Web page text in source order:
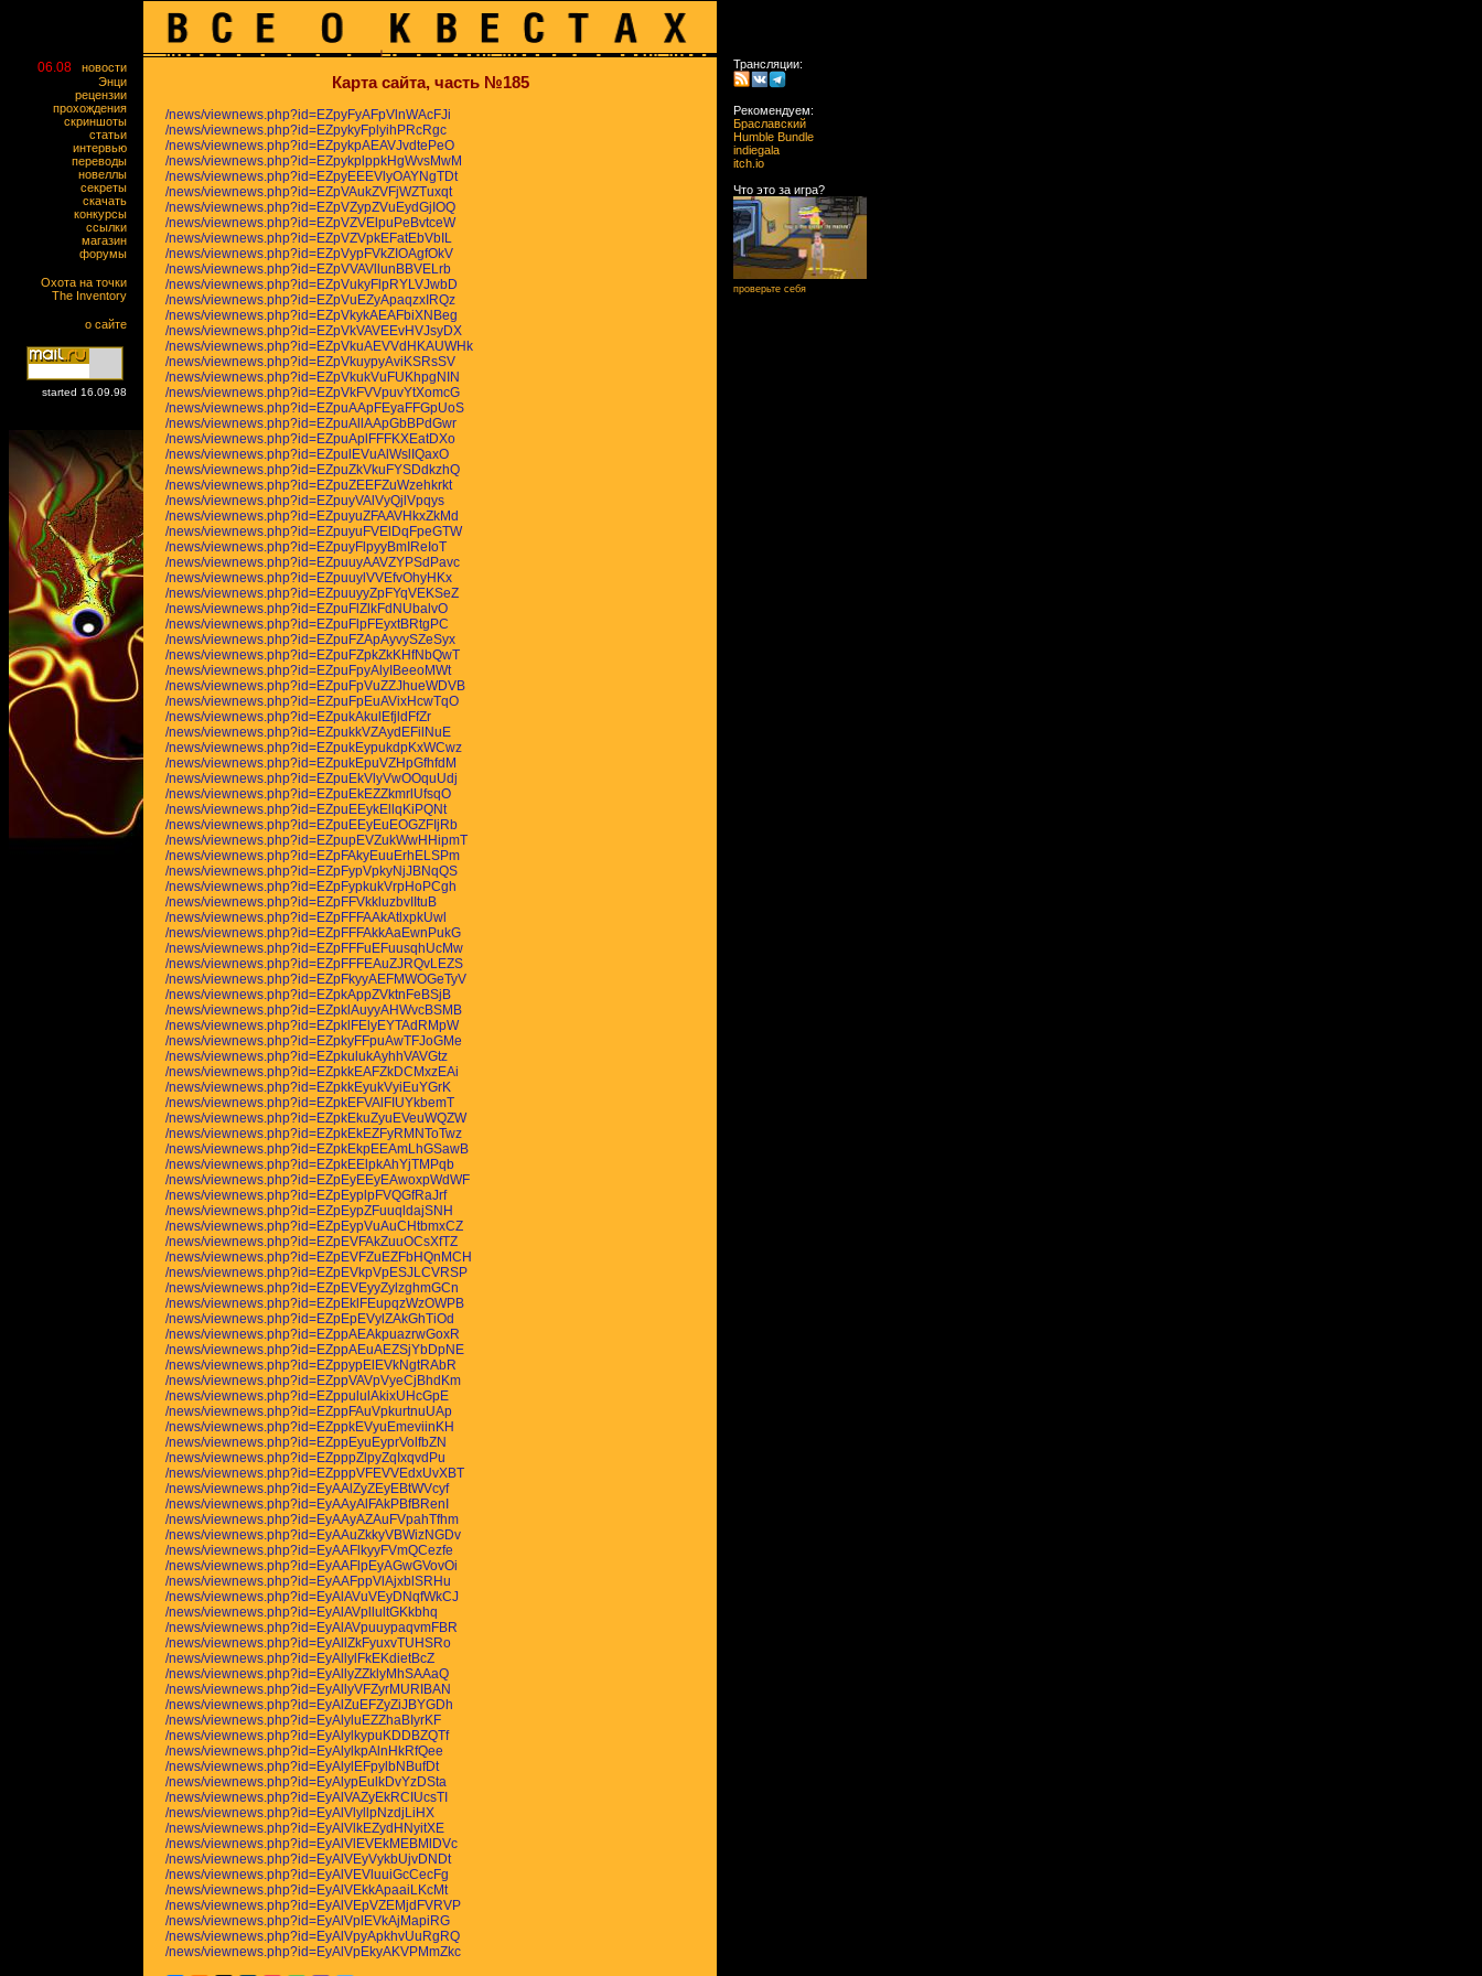
06.08
новости
Энци
рецензии
прохождения
скриншоты
статьи
интервью
переводы
новеллы
секреты
скачать
конкурсы
ссылки
магазин
форумы
Охота на точки
The Inventory
о сайте
started 16.09.98
Карта сайта, часть №185
/news/viewnews.php?id=EZpyFyAFpVlnWAcFJi
/news/viewnews.php?id=EZpykyFplyihPRcRgc
/news/viewnews.php?id=EZpykpAEAVJvdtePeO
/news/viewnews.php?id=EZpykplppkHgWvsMwM
/news/viewnews.php?id=EZpyEEEVlyOAYNgTDt
/news/viewnews.php?id=EZpVAukZVFjWZTuxqt
/news/viewnews.php?id=EZpVZypZVuEydGjIOQ
/news/viewnews.php?id=EZpVZVElpuPeBvtceW
/news/viewnews.php?id=EZpVZVpkEFatEbVbIL
/news/viewnews.php?id=EZpVypFVkZIOAgfOkV
/news/viewnews.php?id=EZpVVAVllunBBVELrb
/news/viewnews.php?id=EZpVukyFlpRYLVJwbD
/news/viewnews.php?id=EZpVuEZyApaqzxIRQz
/news/viewnews.php?id=EZpVkykAEAFbiXNBeg
/news/viewnews.php?id=EZpVkVAVEEvHVJsyDX
/news/viewnews.php?id=EZpVkuAEVVdHKAUWHk
/news/viewnews.php?id=EZpVkuypyAviKSRsSV
/news/viewnews.php?id=EZpVkukVuFUKhpgNIN
/news/viewnews.php?id=EZpVkFVVpuvYtXomcG
/news/viewnews.php?id=EZpuAApFEyaFFGpUoS
/news/viewnews.php?id=EZpuAllAApGbBPdGwr
/news/viewnews.php?id=EZpuAplFFFKXEatDXo
/news/viewnews.php?id=EZpulEVuAlWslIQaxO
/news/viewnews.php?id=EZpuZkVkuFYSDdkzhQ
/news/viewnews.php?id=EZpuZEEFZuWzehkrkt
/news/viewnews.php?id=EZpuyVAlVyQjlVpqys
/news/viewnews.php?id=EZpuyuZFAAVHkxZkMd
/news/viewnews.php?id=EZpuyuFVElDqFpeGTW
/news/viewnews.php?id=EZpuyFlpyyBmIReIoT
/news/viewnews.php?id=EZpuuyAAVZYPSdPavc
/news/viewnews.php?id=EZpuuylVVEfvOhyHKx
/news/viewnews.php?id=EZpuuyyZpFYqVEKSeZ
/news/viewnews.php?id=EZpuFlZlkFdNUbalvO
/news/viewnews.php?id=EZpuFlpFEyxtBRtgPC
/news/viewnews.php?id=EZpuFZApAyvySZeSyx
/news/viewnews.php?id=EZpuFZpkZkKHfNbQwT
/news/viewnews.php?id=EZpuFpyAlyIBeeoMWt
/news/viewnews.php?id=EZpuFpVuZZJhueWDVB
/news/viewnews.php?id=EZpuFpEuAVixHcwTqO
/news/viewnews.php?id=EZpukAkulEfjldFfZr
/news/viewnews.php?id=EZpukkVZAydEFilNuE
/news/viewnews.php?id=EZpukEypukdpKxWCwz
/news/viewnews.php?id=EZpukEpuVZHpGfhfdM
/news/viewnews.php?id=EZpuEkVlyVwOOquUdj
/news/viewnews.php?id=EZpuEkEZZkmrlUfsqO
/news/viewnews.php?id=EZpuEEykEllqKiPQNt
/news/viewnews.php?id=EZpuEEyEuEOGZFIjRb
/news/viewnews.php?id=EZpupEVZukWwHHipmT
/news/viewnews.php?id=EZpFAkyEuuErhELSPm
/news/viewnews.php?id=EZpFypVpkyNjJBNqQS
/news/viewnews.php?id=EZpFypkukVrpHoPCgh
/news/viewnews.php?id=EZpFFVkkluzbvIItuB
/news/viewnews.php?id=EZpFFFAAkAtlxpkUwl
/news/viewnews.php?id=EZpFFFAkkAaEwnPukG
/news/viewnews.php?id=EZpFFFuEFuusqhUcMw
/news/viewnews.php?id=EZpFFFEAuZJRQvLEZS
/news/viewnews.php?id=EZpFkyyAEFMWOGeTyV
/news/viewnews.php?id=EZpkAppZVktnFeBSjB
/news/viewnews.php?id=EZpklAuyyAHWvcBSMB
/news/viewnews.php?id=EZpklFElyEYTAdRMpW
/news/viewnews.php?id=EZpkyFFpuAwTFJoGMe
/news/viewnews.php?id=EZpkulukAyhhVAVGtz
/news/viewnews.php?id=EZpkkEAFZkDCMxzEAi
/news/viewnews.php?id=EZpkkEyukVyiEuYGrK
/news/viewnews.php?id=EZpkEFVAlFIUYkbemT
/news/viewnews.php?id=EZpkEkuZyuEVeuWQZW
/news/viewnews.php?id=EZpkEkEZFyRMNToTwz
/news/viewnews.php?id=EZpkEkpEEAmLhGSawB
/news/viewnews.php?id=EZpkEElpkAhYjTMPqb
/news/viewnews.php?id=EZpEyEEyEAwoxpWdWF
/news/viewnews.php?id=EZpEyplpFVQGfRaJrf
/news/viewnews.php?id=EZpEypZFuuqldajSNH
/news/viewnews.php?id=EZpEypVuAuCHtbmxCZ
/news/viewnews.php?id=EZpEVFAkZuuOCsXfTZ
/news/viewnews.php?id=EZpEVFZuEZFbHQnMCH
/news/viewnews.php?id=EZpEVkpVpESJLCVRSP
/news/viewnews.php?id=EZpEVEyyZylzghmGCn
/news/viewnews.php?id=EZpEklFEupqzWzOWPB
/news/viewnews.php?id=EZpEpEVylZAkGhTiOd
/news/viewnews.php?id=EZppAEAkpuazrwGoxR
/news/viewnews.php?id=EZppAEuAEZSjYbDpNE
/news/viewnews.php?id=EZppypElEVkNgtRAbR
/news/viewnews.php?id=EZppVAVpVyeCjBhdKm
/news/viewnews.php?id=EZppululAkixUHcGpE
/news/viewnews.php?id=EZppFAuVpkurtnuUAp
/news/viewnews.php?id=EZppkEVyuEmeviinKH
/news/viewnews.php?id=EZppEyuEyprVolfbZN
/news/viewnews.php?id=EZpppZlpyZqIxqvdPu
/news/viewnews.php?id=EZpppVFEVVEdxUvXBT
/news/viewnews.php?id=EyAAlZyZEyEBtWVcyf
/news/viewnews.php?id=EyAAyAlFAkPBfBRenI
/news/viewnews.php?id=EyAAyAZAuFVpahTfhm
/news/viewnews.php?id=EyAAuZkkyVBWizNGDv
/news/viewnews.php?id=EyAAFlkyyFVmQCezfe
/news/viewnews.php?id=EyAAFlpEyAGwGVovOi
/news/viewnews.php?id=EyAAFppVlAjxblSRHu
/news/viewnews.php?id=EyAlAVuVEyDNqfWkCJ
/news/viewnews.php?id=EyAlAVpllultGKkbhq
/news/viewnews.php?id=EyAlAVpuuypaqvmFBR
/news/viewnews.php?id=EyAllZkFyuxvTUHSRo
/news/viewnews.php?id=EyAllylFkEKdietBcZ
/news/viewnews.php?id=EyAllyZZklyMhSAAaQ
/news/viewnews.php?id=EyAllyVFZyrMURIBAN
/news/viewnews.php?id=EyAlZuEFZyZiJBYGDh
/news/viewnews.php?id=EyAlyluEZZhaBIyrKF
/news/viewnews.php?id=EyAlylkypuKDDBZQTf
/news/viewnews.php?id=EyAlylkpAlnHkRfQee
/news/viewnews.php?id=EyAlylEFpylbNBufDt
/news/viewnews.php?id=EyAlypEulkDvYzDSta
/news/viewnews.php?id=EyAlVAZyEkRCIUcsTI
/news/viewnews.php?id=EyAlVlyllpNzdjLiHX
/news/viewnews.php?id=EyAlVlkEZydHNyitXE
/news/viewnews.php?id=EyAlVlEVEkMEBMlDVc
/news/viewnews.php?id=EyAlVEyVykbUjvDNDt
/news/viewnews.php?id=EyAlVEVluuiGcCecFg
/news/viewnews.php?id=EyAlVEkkApaaiLKcMt
/news/viewnews.php?id=EyAlVEpVZEMjdFVRVP
/news/viewnews.php?id=EyAlVplEVkAjMapiRG
/news/viewnews.php?id=EyAlVpyApkhvUuRgRQ
/news/viewnews.php?id=EyAlVpEkyAKVPMmZkc
Трансляции:
Рекомендуем:
Браславский
Humble Bundle
indiegala
itch.io
Что это за игра?
проверьте себя